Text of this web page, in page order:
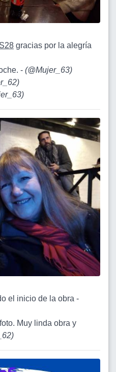
gracias por la alegría
- (@Mujer_63)
)
)
el inicio de la obra -
Muy linda obra y
)